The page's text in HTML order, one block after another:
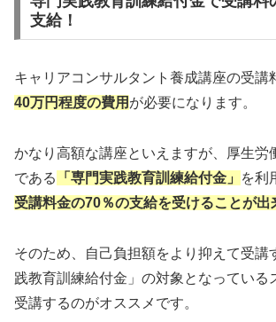
支給！
キャリアコンサルタント養成講座の受講
40万円程度の費用 が必要になります。
かなり高額な講座といえますが、厚生労
である
「専門実践教育訓練給付金」 を利
受講料金の70％の支給を受けることが出
そのため、自己負担額をより抑えて受講
践教育訓練給付金」の対象となっている
受講するのがオススメです。